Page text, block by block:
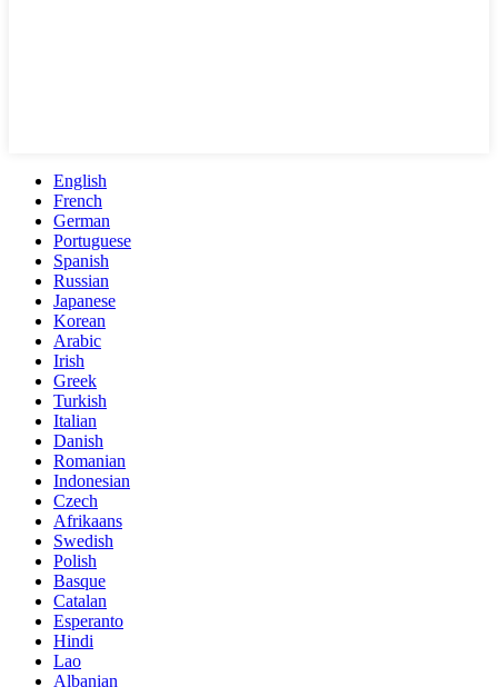
English
French
German
Portuguese
Spanish
Russian
Japanese
Korean
Arabic
Irish
Greek
Turkish
Italian
Danish
Romanian
Indonesian
Czech
Afrikaans
Swedish
Polish
Basque
Catalan
Esperanto
Hindi
Lao
Albanian